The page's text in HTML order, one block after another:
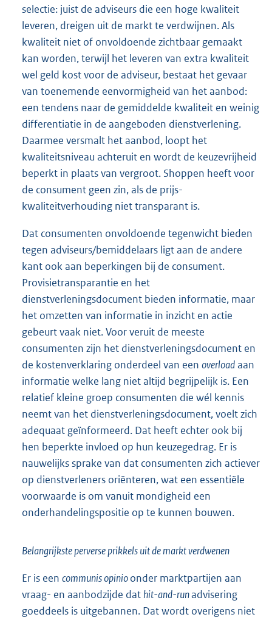
selectie: juist de adviseurs die een hoge kwaliteit
leveren, dreigen uit de markt te verdwijnen. Als
kwaliteit niet of onvoldoende zichtbaar gemaakt
kan worden, terwijl het leveren van extra kwaliteit
wel geld kost voor de adviseur, bestaat het gevaar
van toenemende eenvormigheid van het aanbod:
een tendens naar de gemiddelde kwaliteit en weinig
differentiatie in de aangeboden dienstverlening.
Daarmee versmalt het aanbod, loopt het
kwaliteitsniveau achteruit en wordt de keuzevrijheid
beperkt in plaats van vergroot. Shoppen heeft voor
de consument geen zin, als de prijs-
kwaliteitverhouding niet transparant is.
Dat consumenten onvoldoende tegenwicht bieden
tegen adviseurs/bemiddelaars ligt aan de andere
kant ook aan beperkingen bij de consument.
Provisietransparantie en het
dienstverleningsdocument bieden informatie, maar
het omzetten van informatie in inzicht en actie
gebeurt vaak niet. Voor veruit de meeste
consumenten zijn het dienstverleningsdocument en
de kostenverklaring onderdeel van een overloadaan
informatie welke lang niet altijd begrijpelijk is. Een
relatief kleine groep consumenten die wél kennis
neemt van het dienstverleningsdocument, voelt zich
adequaat geïnformeerd. Dat heeft echter ook bij
hen beperkte invloed op hun keuzegedrag. Er is
nauwelijks sprake van dat consumenten zich actiever
op dienstverleners oriënteren, wat een essentiële
voorwaarde is om vanuit mondigheid een
onderhandelingspositie op te kunnen bouwen.
Belangrijkste perverse prikkels uit de markt verdwenen
Er is een communis opinioonder marktpartijen aan
vraag- en aanbodzijde dat hit-and-runadvisering
goeddeels is uitgebannen. Dat wordt overigens niet